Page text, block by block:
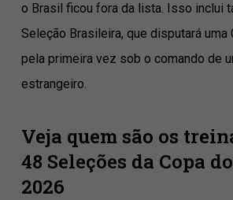
o Brasil ficou fora da lista. Isso inclui
Seleção Brasileira, que disputará uma
pela primeira vez sob o comando de
estrangeiro.
Veja quem são os
48 Seleções da Copa
2026